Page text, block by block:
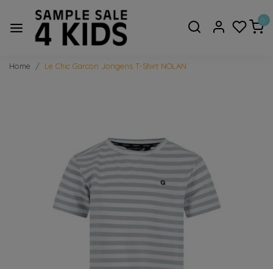
0
Home Le Chic Garcon Jongens T-Shirt NOLAN